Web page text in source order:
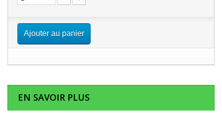
Ajouter au panier
EN SAVOIR PLUS